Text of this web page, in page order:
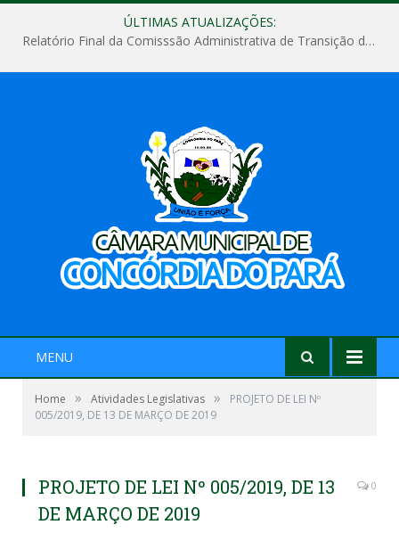
ÚLTIMAS ATUALIZAÇÕES:
Relatório Final da Comisssão Administrativa de Transição de Mandato do Poder Legislativo do Município de Concórdia do Pará
MENU
Home » Atividades Legislativas »
PROJETO DE LEI Nº
005/2019, DE 13 DE MARÇO DE 2019
PROJETO DE LEI Nº 005/2019, DE 13
DE MARÇO DE 2019
0